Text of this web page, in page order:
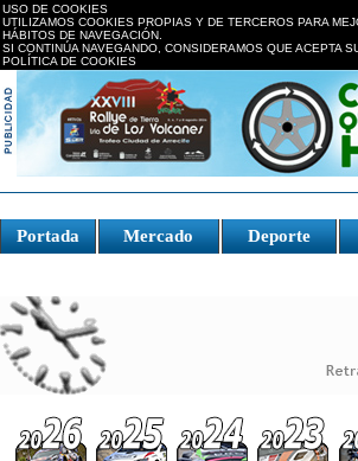
USO DE COOKIES
UTILIZAMOS COOKIES PROPIAS Y DE TERCEROS PARA
HÁBITOS DE NAVEGACIÓN.
SI CONTINÚA NAVEGANDO, CONSIDERAMOS QUE ACEPTA
POLÍTICA DE COOKIES
replica watches canada
Portada Mercado Deporte